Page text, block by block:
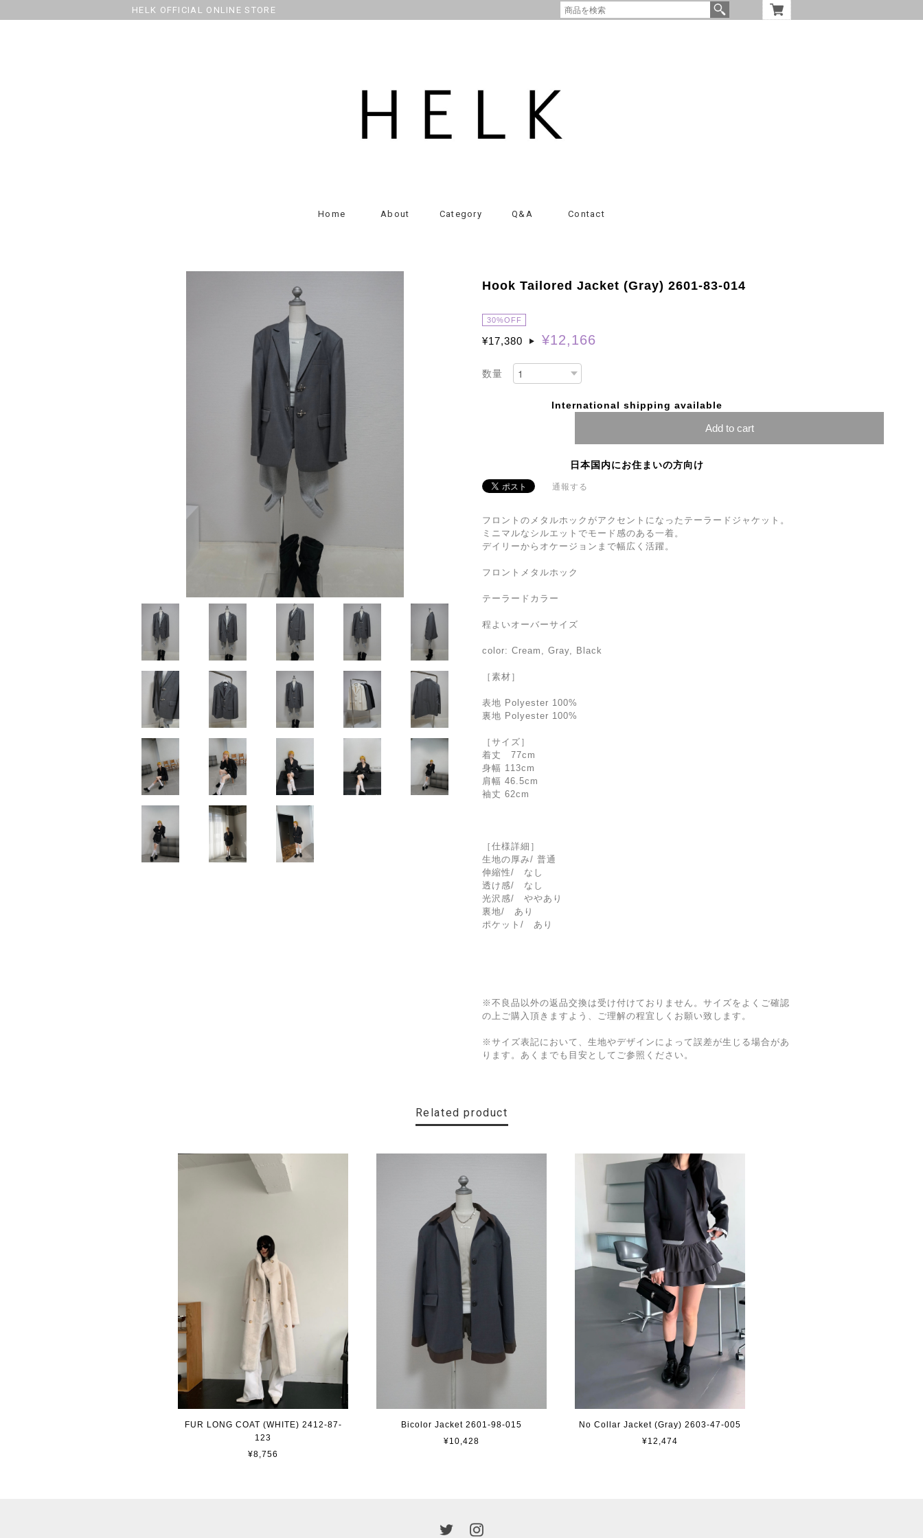
HELK OFFICIAL ONLINE STORE
Home About Category Q&A Contact
Hook Tailored Jacket (Gray) 2601-83-014
30%OFF
¥17,380 ¥12,166
数量
International shipping available
Add to cart
日本国内にお住まいの方向け
通報する
フロントのメタルホックがアクセントになったテーラードジャケット。
ミニマルなシルエットでモード感のある一着。
デイリーからオケージョンまで幅広く活躍。
フロントメタルホック
テーラードカラー
程よいオーバーサイズ
color: Cream, Gray, Black
［素材］
表地 Polyester 100%
裏地 Polyester 100%
［サイズ］
着丈 77cm
身幅 113cm
肩幅 46.5cm
袖丈 62cm
［仕様詳細］
生地の厚み/ 普通
伸縮性/ なし
透け感/ なし
光沢感/ ややあり
裏地/ あり
ポケット/ あり
※不良品以外の返品交換は受け付けておりません。サイズをよくご確認
の上ご購入頂きますよう、ご理解の程宜しくお願い致します。
※サイズ表記において、生地やデザインによって誤差が生じる場合があ
ります。あくまでも目安としてご参照ください。
Related product
FUR LONG COAT (WHITE) 2412-87-
123
¥8,756
Bicolor Jacket 2601-98-015
¥10,428
No Collar Jacket (Gray) 2603-47-005
¥12,474